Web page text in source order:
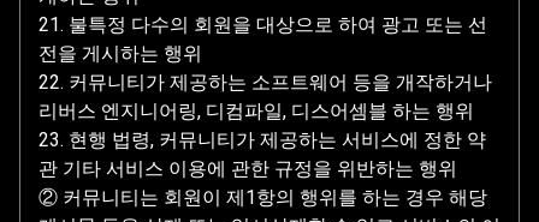
21. 불특정 다수의 회원을 대상으로 하여 광고 또는 선
전을 게시하는 행위
22. 커뮤니티가 제공하는 소프트웨어 등을 개작하거나
리버스 엔지니어링, 디컴파일, 디스어셈블 하는 행위
23. 현행 법령, 커뮤니티가 제공하는 서비스에 정한 약
관 기타 서비스 이용에 관한 규정을 위반하는 행위
② 커뮤니티는 회원이 제1항의 행위를 하는 경우 해당